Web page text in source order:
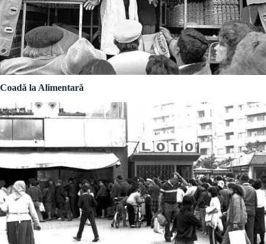
Coadă la Alimentară